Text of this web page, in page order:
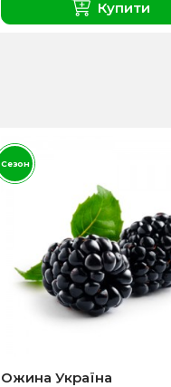
Купити
Ожина Україна
Сезон